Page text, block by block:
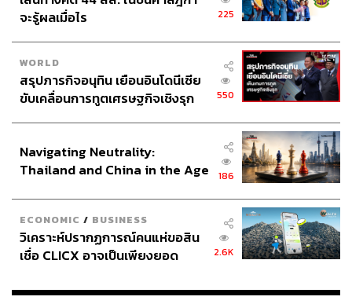
จะรู้ผลเมื่อไร
225
WORLD
สรุปภารกิจอนุทิน เยือนอินโดนีเซีย
ขับเคลื่อนการทูตเศรษฐกิจเชิงรุก
550
Navigating Neutrality:
Thailand and China in the Age
186
ECONOMIC / BUSINESS
วิเคราะห์ปรากฏการณ์คนแห่ขอสิน
เชื่อ CLICX อาจเป็นเพียงยอด
เรือนไทยที่ถูกซุกไว้
2.6K